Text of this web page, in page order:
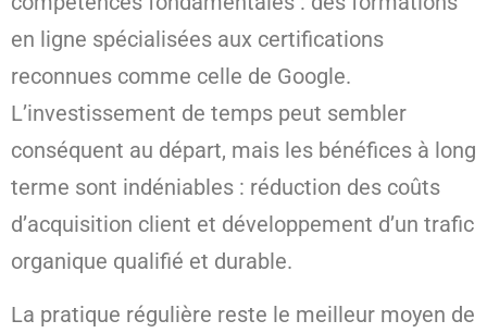
en ligne spécialisées aux certifications
reconnues comme celle de Google.
L’investissement de temps peut sembler
conséquent au départ, mais les bénéfices à long
terme sont indéniables : réduction des coûts
d’acquisition client et développement d’un trafic
organique qualifié et durable.
La pratique régulière reste le meilleur moyen de